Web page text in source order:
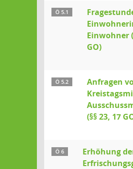
Ö 5.1
Einwohner
GO)
Ö 5.2
Anfragen
(§§ 23, 17
Ö 6
Erhöhung